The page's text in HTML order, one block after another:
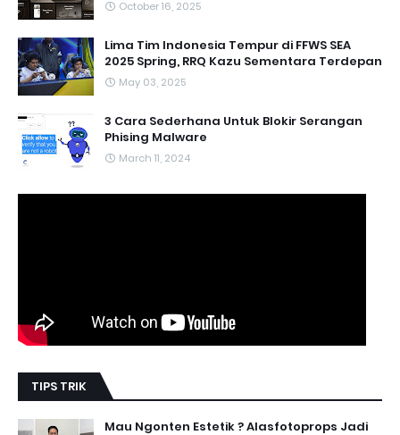
October 16, 2025
Lima Tim Indonesia Tempur di FFWS SEA
2025 Spring, RRQ Kazu Sementara Terdepan
May 03, 2025
3 Cara Sederhana Untuk Blokir Serangan
Phising Malware
March 11, 2024
TIPS TRIK
Mau Ngonten Estetik ? Alasfotoprops Jadi